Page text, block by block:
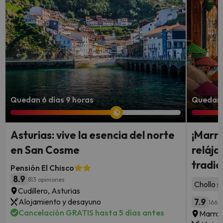
Quedan 6 días 9 horas
Asturias: vive la esencia del norte
en San Cosme
Pensión El Chisco
8.9 813 opiniones
Cudillero, Asturias
Alojamiento y desayuno
Cancelación GRATIS hasta 5 días antes
Chollo
7.9 166